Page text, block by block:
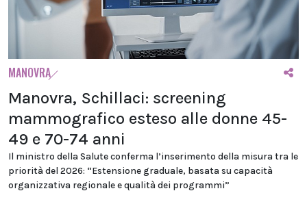
MANOVRA
Manovra, Schillaci: screening
mammografico esteso alle donne 45-
49 e 70-74 anni
Il ministro della Salute conferma l’inserimento della misura tra le
priorità del 2026: “Estensione graduale, basata su capacità
organizzativa regionale e qualità dei programmi”